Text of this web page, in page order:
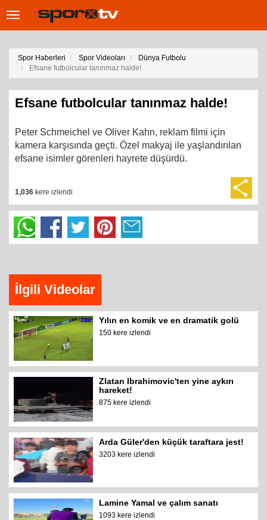
Toggle
Spor Haberleri Spor Videoları
Dünya Futbolu
Efsane futbolcular tanınmaz halde!
Efsane futbolcular tanınmaz halde!
Peter Schmeichel ve Oliver Kahn, reklam filmi için
kamera karşısında geçti. Özel makyaj ile yaşlandırılan
efsane isimler görenleri hayrete düşürdü.
1,036 kere izlendi
İlgili Videolar
Yılın en komik ve en dramatik golü
150 kere izlendi
Zlatan Ibrahimovic'ten yine aykırı
hareket!
875 kere izlendi
Arda Güler'den küçük taraftara jest!
3203 kere izlendi
Lamine Yamal ve çalım sanatı
1093 kere izlendi